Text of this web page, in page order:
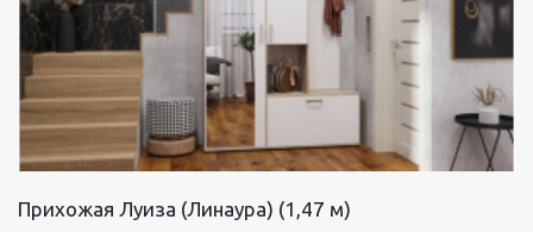
Прихожая Луиза (Линаура) (1,47 м)